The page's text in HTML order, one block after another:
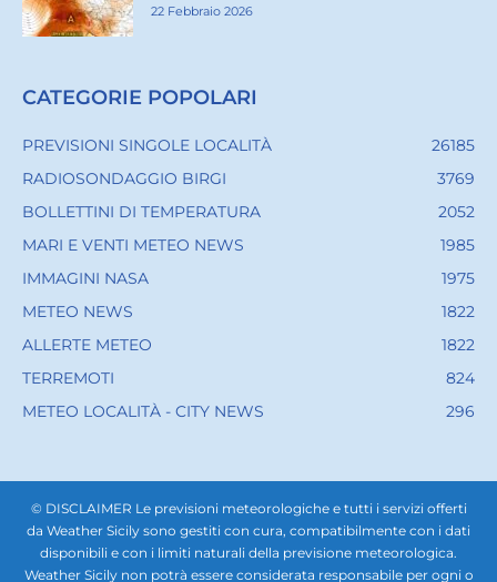
22 Febbraio 2026
CATEGORIE POPOLARI
PREVISIONI SINGOLE LOCALITÀ
26185
RADIOSONDAGGIO BIRGI
3769
BOLLETTINI DI TEMPERATURA
2052
MARI E VENTI METEO NEWS
1985
IMMAGINI NASA
1975
METEO NEWS
1822
ALLERTE METEO
1822
TERREMOTI
824
METEO LOCALITÀ - CITY NEWS
296
© DISCLAIMER Le previsioni meteorologiche e tutti i servizi offerti
da Weather Sicily sono gestiti con cura, compatibilmente con i dati
disponibili e con i limiti naturali della previsione meteorologica.
Weather Sicily non potrà essere considerata responsabile per ogni o